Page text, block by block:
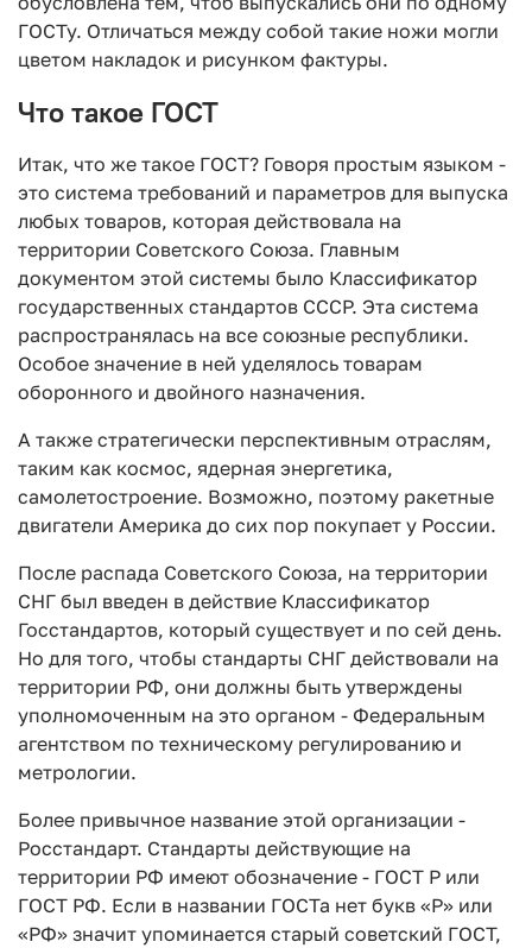
ГОСТу. Отличаться между собой такие ножи могли
цветом накладок и рисунком фактуры.
Что такое ГОСТ
Итак, что же такое ГОСТ? Говоря простым языком -
это система требований и параметров для выпуска
любых товаров, которая действовала на
территории Советского Союза. Главным
документом этой системы было Классификатор
государственных стандартов СССР. Эта система
распространялась на все союзные республики.
Особое значение в ней уделялось товарам
оборонного и двойного назначения.
А также стратегически перспективным отраслям,
таким как космос, ядерная энергетика,
самолетостроение. Возможно, поэтому ракетные
двигатели Америка до сих пор покупает у России.
После распада Советского Союза, на территории
СНГ был введен в действие Классификатор
Госстандартов, который существует и по сей день.
Но для того, чтобы стандарты СНГ действовали на
территории РФ, они должны быть утверждены
уполномоченным на это органом - Федеральным
агентством по техническому регулированию и
метрологии.
Более привычное название этой организации -
Росстандарт. Стандарты действующие на
территории РФ имеют обозначение - ГОСТ Р или
ГОСТ РФ. Если в названии ГОСТа нет букв «Р» или
«РФ» значит упоминается старый советский ГОСТ,